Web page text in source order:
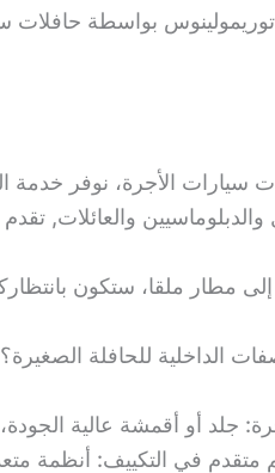
بواسطة حافلات
والعائلات, تقدم
مطار ملقا، ستكون
الداخلية للحافلة الصغيرة؟
جلد أو أقمشة عالية
متقدم في التكييف: أنظمة